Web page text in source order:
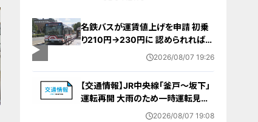
名鉄バスが運賃値上げを申請 初乗
り210円→230円に 認められれば
12月から全路線で平均1割程度の値
2026/08/07 19:26
【交通情報】JR中央線「釜戸～坂下」
運転再開 大雨のため一時運転見合
2026/08/07 19:08